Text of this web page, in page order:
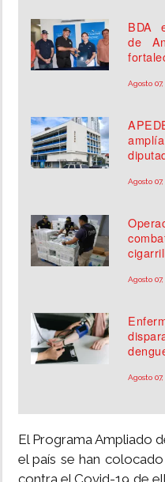
BDA
de
Agosto 07,
Agosto 07,
Agosto 07,
Agosto 07,
El Programa Ampliado
el país se han